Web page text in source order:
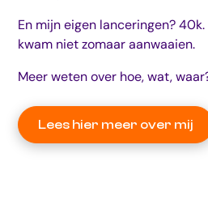
En mijn eigen lanceringen?
kwam niet zomaar aanwaaien.
Meer weten over hoe, wat,
Lees hier meer over mij